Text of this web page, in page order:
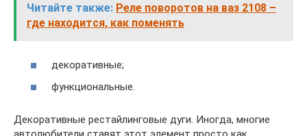
Читайте также: Реле поворотов на ваз 2108 –
где находится, как поменять
декоративные;
функциональные.
Декоративные рестайлинговые дуги. Иногда, многие